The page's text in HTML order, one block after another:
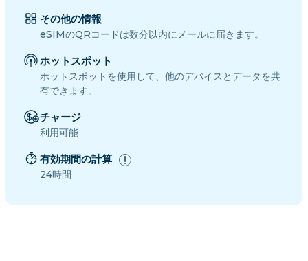
その他の情報
eSIMのQRコードは数分以内にメールに届きます。
ホットスポット
ホットスポットを使用して、他のデバイスとデータを共
有できます。
チャージ
利用可能
有効期間の計算
24時間